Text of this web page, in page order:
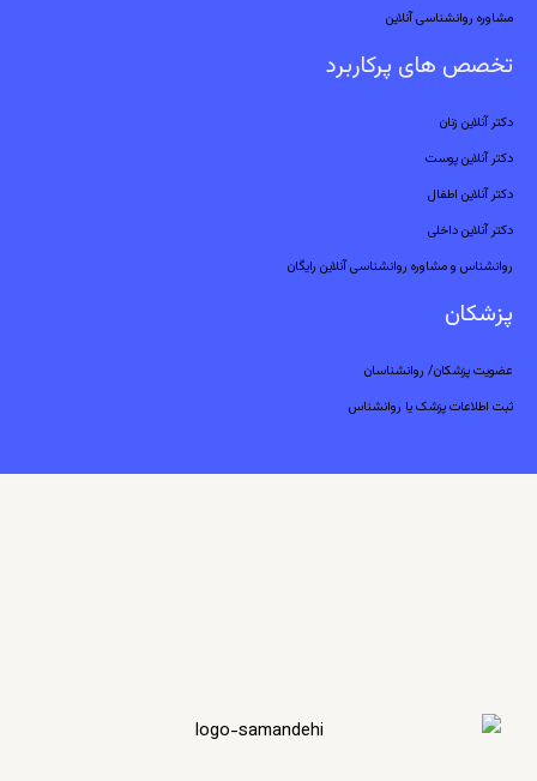
مشاوره روانشناسی آنلاین
تخصص های پرکاربرد
دکتر آنلاین زنان
دکتر آنلاین پوست
دکتر آنلاین اطفال
دکتر آنلاین داخلی
روانشناس و مشاوره روانشناسی آنلاین رایگان
پزشکان
عضویت پزشکان/ روانشناسان
ثبت اطلاعات پزشک یا روانشناس